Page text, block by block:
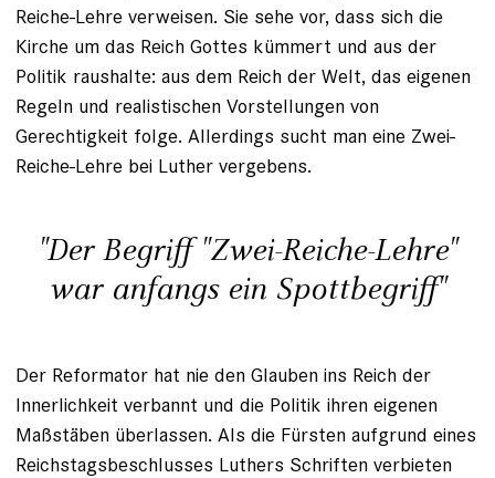
Reiche-Lehre verweisen. Sie sehe vor, dass sich die
Kirche um das Reich Gottes kümmert und aus der
Politik raushalte: aus dem Reich der Welt, das eigenen
Regeln und realistischen Vorstellungen von
Gerechtigkeit folge. Allerdings sucht man eine Zwei-
Reiche-Lehre bei Luther vergebens.
"Der Begriff "Zwei-Reiche-Lehre"
war anfangs ein Spottbegriff"
Der Reformator hat nie den Glauben ins Reich der
Innerlichkeit verbannt und die Politik ihren eigenen
Maßstäben überlassen. Als die Fürsten aufgrund eines
Reichstagsbeschlusses Luthers Schriften verbieten